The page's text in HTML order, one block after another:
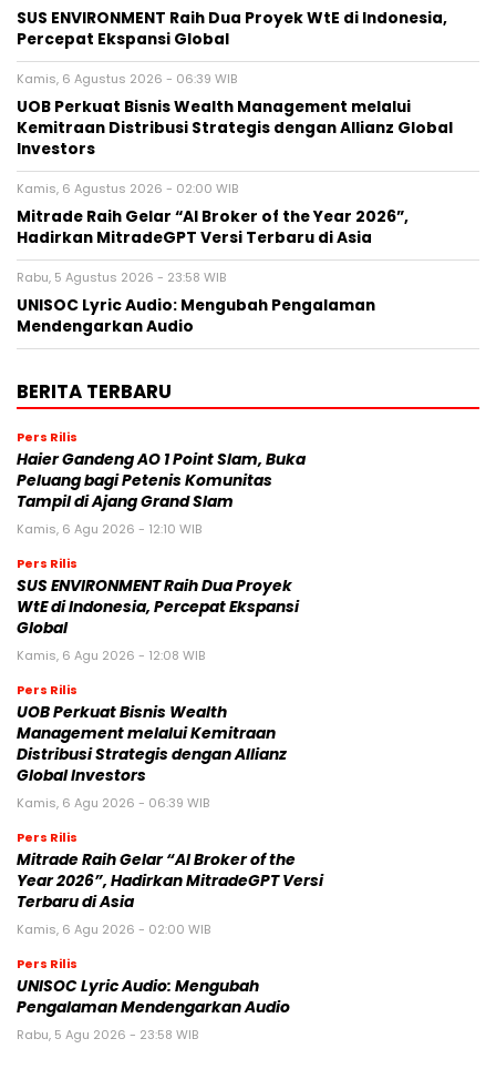
SUS ENVIRONMENT Raih Dua Proyek WtE di Indonesia,
Percepat Ekspansi Global
Kamis, 6 Agustus 2026 - 06:39 WIB
UOB Perkuat Bisnis Wealth Management melalui
Kemitraan Distribusi Strategis dengan Allianz Global
Investors
Kamis, 6 Agustus 2026 - 02:00 WIB
Mitrade Raih Gelar “AI Broker of the Year 2026”,
Hadirkan MitradeGPT Versi Terbaru di Asia
Rabu, 5 Agustus 2026 - 23:58 WIB
UNISOC Lyric Audio: Mengubah Pengalaman
Mendengarkan Audio
BERITA TERBARU
Pers Rilis
Haier Gandeng AO 1 Point Slam, Buka
Peluang bagi Petenis Komunitas
Tampil di Ajang Grand Slam
Kamis, 6 Agu 2026 - 12:10 WIB
Pers Rilis
SUS ENVIRONMENT Raih Dua Proyek
WtE di Indonesia, Percepat Ekspansi
Global
Kamis, 6 Agu 2026 - 12:08 WIB
Pers Rilis
UOB Perkuat Bisnis Wealth
Management melalui Kemitraan
Distribusi Strategis dengan Allianz
Global Investors
Kamis, 6 Agu 2026 - 06:39 WIB
Pers Rilis
Mitrade Raih Gelar “AI Broker of the
Year 2026”, Hadirkan MitradeGPT Versi
Terbaru di Asia
Kamis, 6 Agu 2026 - 02:00 WIB
Pers Rilis
UNISOC Lyric Audio: Mengubah
Pengalaman Mendengarkan Audio
Rabu, 5 Agu 2026 - 23:58 WIB